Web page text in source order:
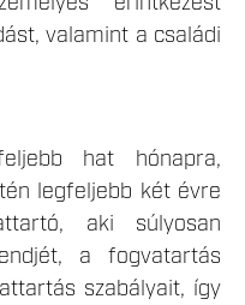
valamint a családi
hat hónapra,
legfeljebb két évre
aki súlyosan
a fogvatartás
szabályait, így